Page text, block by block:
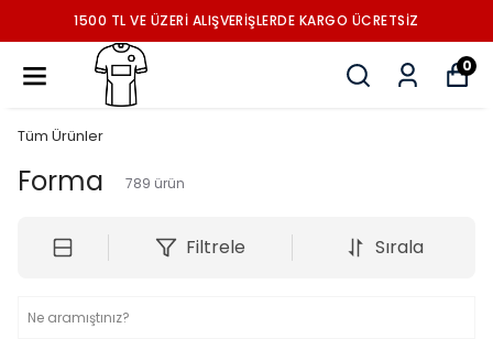
1500 TL VE ÜZERİ ALIŞVERİŞLERDE KARGO ÜCRETSİZ
0
Tüm Ürünler
Forma 789 ürün
Filtrele Sırala